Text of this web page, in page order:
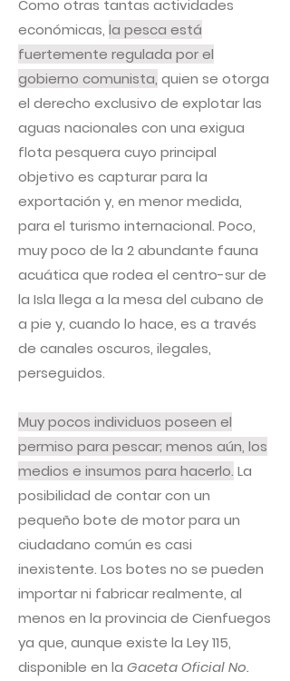
Como otras tantas actividades
económicas, la pesca está
fuertemente regulada por el
gobierno comunista, quien se otorga
el derecho exclusivo de explotar las
aguas nacionales con una exigua
flota pesquera cuyo principal
objetivo es capturar para la
exportación y, en menor medida,
para el turismo internacional. Poco,
muy poco de la 2 abundante fauna
acuática que rodea el centro-sur de
la Isla llega a la mesa del cubano de
a pie y, cuando lo hace, es a través
de canales oscuros, ilegales,
perseguidos.
Muy pocos individuos poseen el
permiso para pescar; menos aún, los
medios e insumos para hacerlo. La
posibilidad de contar con un
pequeño bote de motor para un
ciudadano común es casi
inexistente. Los botes no se pueden
importar ni fabricar realmente, al
menos en la provincia de Cienfuegos
ya que, aunque existe la Ley 115,
disponible en la Gaceta Oficial No.